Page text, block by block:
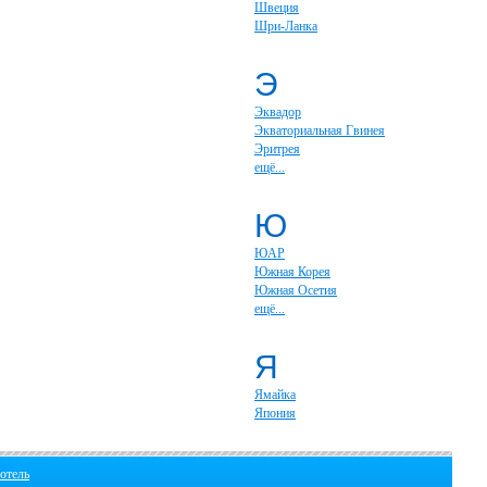
Швеция
Шри-Ланка
Э
Эквадор
Экваториальная Гвинея
Эритрея
ещё...
Ю
ЮАР
Южная Корея
Южная Осетия
ещё...
Я
Ямайка
Япония